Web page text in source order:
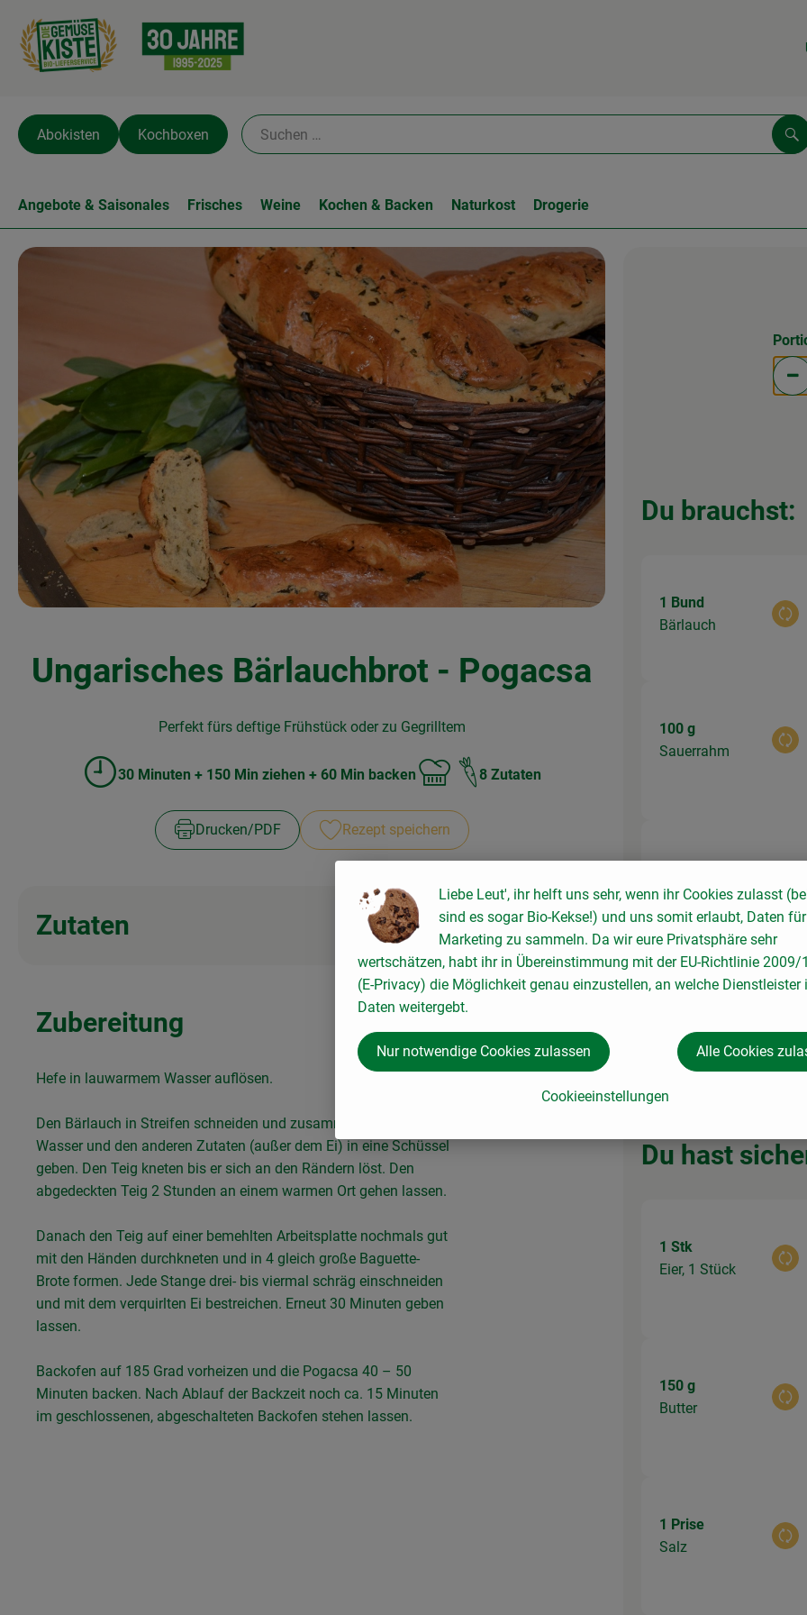
Abokisten Kochboxen
Angebote & Saisonales Frisches Weine Kochen & Backen Naturkost Drogerie
Ungarisches Bärlauchbrot - Pogacsa
Perfekt fürs deftige Frühstück oder zu Gegrilltem
Zubreitungszeit:
30 Minuten + 150 Min ziehen + 60 Min backen
Schwierigkeit:
8 Zutaten
Drucken​/​PDF Rezept speichern
Zutaten
Zubereitung
Hefe in lauwarmem Wasser auflösen.
Den Bärlauch in Streifen schneiden und zusammen mit 250ml
Wasser und den anderen Zutaten (außer dem Ei) in eine Schüssel
geben. Den Teig kneten bis er sich an den Rändern löst. Den
abgedeckten Teig 2 Stunden an einem warmen Ort gehen lassen.
Danach den Teig auf einer bemehlten Arbeitsplatte nochmals gut
mit den Händen durchkneten und in 4 gleich große Baguette-
Brote formen. Jede Stange drei- bis viermal schräg einschneiden
und mit dem verquirlten Ei bestreichen. Erneut 30 Minuten geben
lassen.
Backofen auf 185 Grad vorheizen und die Pogacsa 40 – 50
Minuten backen. Nach Ablauf der Backzeit noch ca. 15 Minuten
im geschlossenen, abgeschalteten Backofen stehen lassen.
Du brauchst:
1 Bund
Bärlauch
100 g
Sauerrahm
Mehl
Frische Hefe
Du hast
1 Stk
Eier, 1 Stück
150 g
Butter
1 Prise
Salz
Liebe Leut', ihr helft uns sehr, wenn ihr Cookies zulasst
sind es sogar Bio-Kekse!) und uns somit erlaubt, Daten
Marketing zu sammeln. Da wir eure Privatsphäre sehr
wertschätzen, habt ihr in Übereinstimmung mit der EU-Richtlinie 2009/
(E-Privacy) die Möglichkeit genau einzustellen, an welche Dienstleister
Daten weitergebt.
Cookieeinstellungen
Nur notwendige Cookies zulassen Alle Cookies